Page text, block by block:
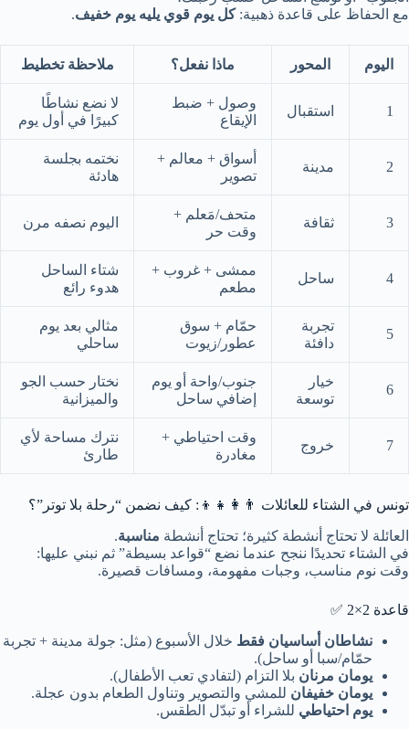
مع الحفاظ على قاعدة ذهبية:كل يوم قوي يليه يوم خفيف.
اليوم المحور ماذا نفعل؟ ملاحظة تخطيط
1 استقبال
وصول + ضبط
الإيقاع
لا نضع نشاطًا
كبيرًا في أول يوم
2 مدينة
أسواق + معالم +
تصوير
نختمه بجلسة
هادئة
3 ثقافة
متحف/مَعلم +
وقت حر
اليوم نصفه مرن
4 ساحل
ممشى + غروب +
مطعم
شتاء الساحل
هدوء رائع
5
تجربة
دافئة
حمّام + سوق
عطور/زيوت
مثالي بعد يوم
ساحلي
6
خيار
توسعة
جنوب/واحة أو يوم
إضافي ساحل
نختار حسب الجو
والميزانية
7 خروج
وقت احتياطي +
مغادرة
نترك مساحة لأي
طارئ
تونس في الشتاء للعائلات 👨‍👩‍👧‍👦: كيف نضمن “رحلة بلا توتر”؟
العائلة لا تحتاج أنشطة كثيرة؛ تحتاج أنشطة مناسبة.
في الشتاء تحديدًا ننجح عندما نضع “قواعد بسيطة” ثم نبني عليها:
وقت نوم مناسب، وجبات مفهومة، ومسافات قصيرة.
قاعدة 2×2 ✅
نشاطان أساسيان فقط خلال الأسبوع (مثل: جولة مدينة + تجربة
حمّام/سبا أو ساحل).
يومان مرنان بلا التزام (لتفادي تعب الأطفال).
يومان خفيفان للمشي والتصوير وتناول الطعام بدون عجلة.
يوم احتياطي للشراء أو تبدّل الطقس.